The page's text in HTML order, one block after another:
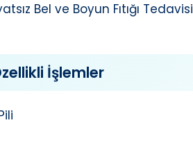
Bel ve Boyun Fıtığı Tedavisi
İşlemler